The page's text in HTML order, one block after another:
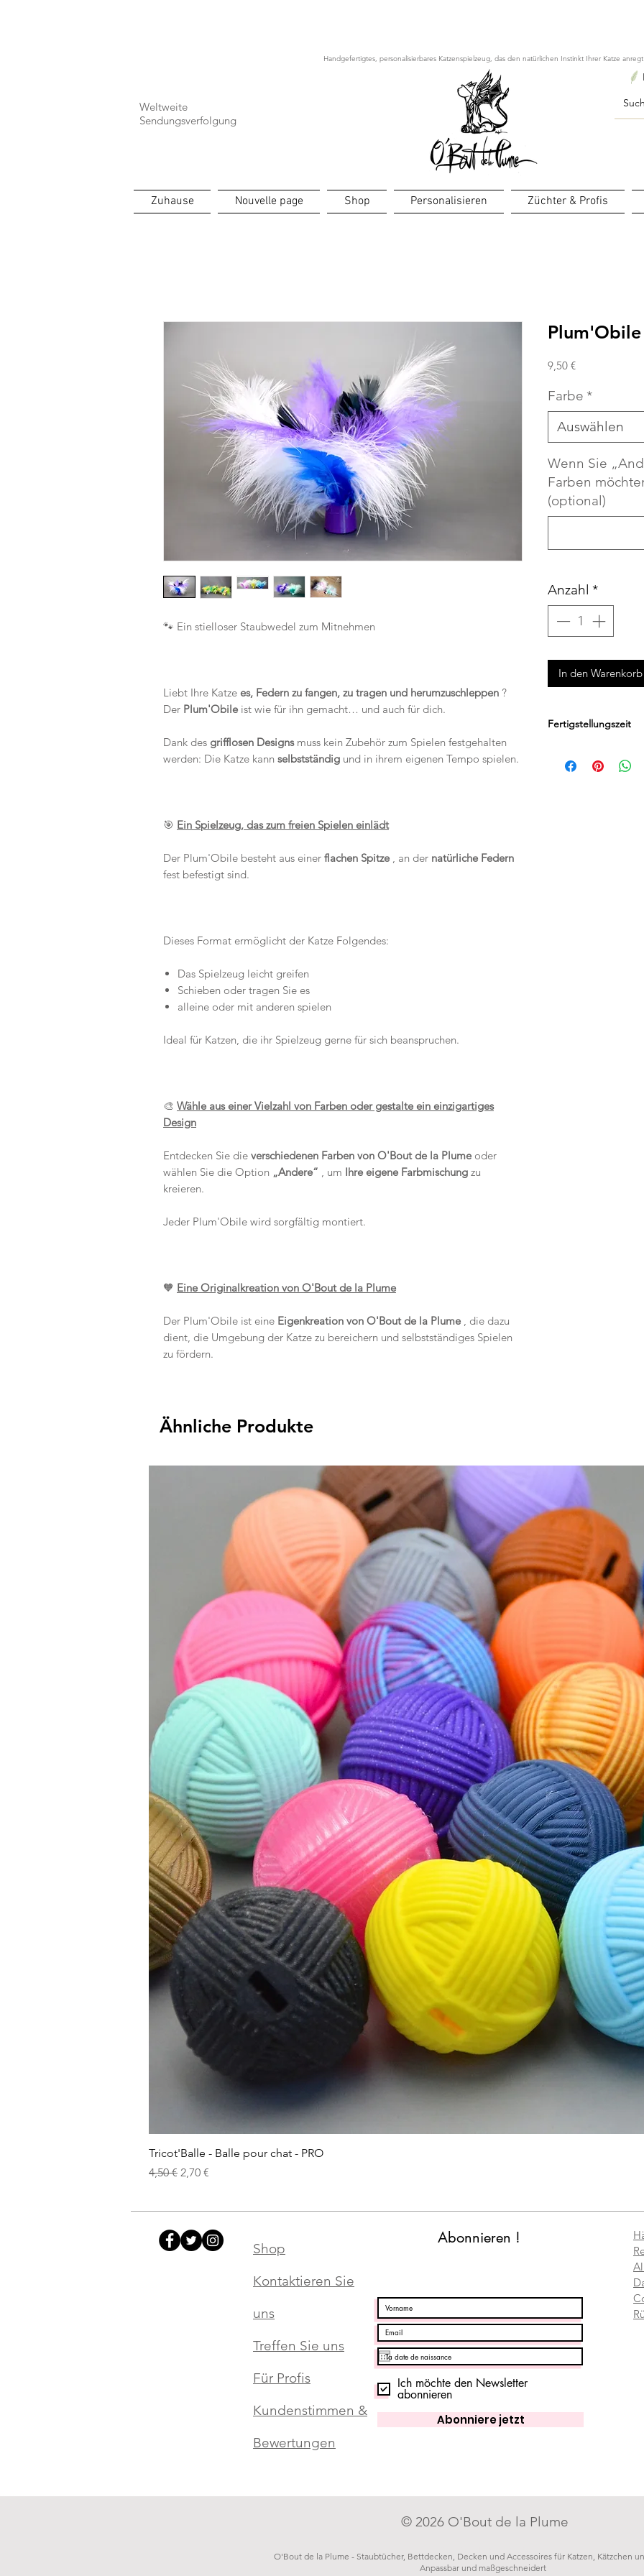
Handgefertigtes, personalisierbares Katzenspielzeug, das den natürlichen Instinkt Ihrer Katze anregt
Weltweite
Sendungsverfolgung
Zuhause Nouvelle page Shop Personalisieren Züchter & Profis
🐾 Ein stielloser Staubwedel zum Mitnehmen
Liebt Ihre Katze es, Federn zu fangen, zu tragen und herumzuschleppen ?
Der Plum'Obile ist wie für ihn gemacht… und auch für dich.
Dank des grifflosen Designsmuss kein Zubehör zum Spielen festgehalten
werden: Die Katze kann selbstständig und in ihrem eigenen Tempo spielen.
🎯 Ein Spielzeug, das zum freien Spielen einlädt
Der Plum'Obile besteht aus einer flachen Spitze , an der natürliche Federn
fest befestigt sind.
Dieses Format ermöglicht der Katze Folgendes:
Das Spielzeug leicht greifen
Schieben oder tragen Sie es
alleine oder mit anderen spielen
Ideal für Katzen, die ihr Spielzeug gerne für sich beanspruchen.
🎨 Wähle aus einer Vielzahl von Farben oder gestalte ein einzigartiges
Design
Entdecken Sie die verschiedenen Farben von O'Bout de la Plume oder
wählen Sie die Option „Andere“ , um Ihre eigene Farbmischung zu
kreieren.
Jeder Plum'Obile wird sorgfältig montiert.
🧡 Eine Originalkreation von O'Bout de la Plume
Der Plum'Obile ist eine Eigenkreation von O'Bout de la Plume , die dazu
dient, die Umgebung der Katze zu bereichern und selbstständiges Spielen
zu fördern.
Plum'Obile
9,50 €Preis
Farbe *
Auswählen
Wenn Sie
Farben
(optional)
Anzahl *
In den Warenkorb
Fertigstellungszeit
Die voraussichtliche
Ähnliche Produkte
Tricot'Balle - Balle pour chat - PRO
Standardpreis
4,50 € Sale-Preis
2,70 €
Shop
Kontaktieren Sie
uns
Treffen Sie uns
Für Profis
Kundenstimmen &
Bewertungen
Abonnieren !
Ich möchte den Newsletter
abonnieren
Abonniere jetzt
© 2026 O'Bout de la Plume
SEO - UX TCW
O'Bout de la Plume - Staubtücher, Bettdecken, Decken und Accessoires für Katzen, Kätzchen
Anpassbar und maßgeschneidert